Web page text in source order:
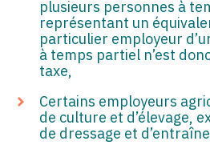
plusieurs personnes à
représentant un
particulier employeur
à temps partiel n’est
taxe,
Certains employeurs
de culture et d’élevage,
de dressage et